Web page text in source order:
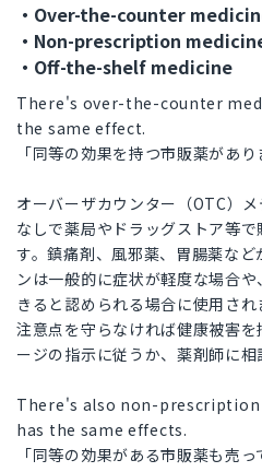
・Over-the-counter
・Non-prescription
・Off-the-shelf medicine
There's over-the-counter
the same effect.
「同等の効果を持つ市販薬があり
オーバーザカウンター（OTC）
なしで薬局やドラッグストア等
す。鎮痛剤、風邪薬、胃腸薬な
ンは一般的に症状が軽度な場合
きると認められる場合に使用さ
注意点を守らなければ健康被害
ージの指示に従うか、薬剤師に相
There's also non-
has the same effects.
「同等の効果がある市販薬も売っ